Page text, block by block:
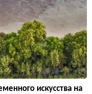
искусства на